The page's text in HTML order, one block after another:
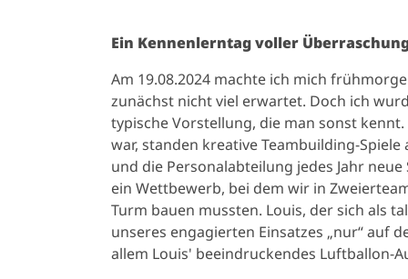
Ein Kennenlerntag voller
Am 19.08.2024 machte ich mich
zunächst nicht viel erwartet. Doch ich
typische Vorstellung, die man sonst
war, standen kreative Teambuilding-
und die Personalabteilung jedes Jahr
ein Wettbewerb, bei dem wir in
Turm bauen mussten. Louis, der sich als
unseres engagierten Einsatzes „nur“ auf
allem Louis' beeindruckendes Luftballon-